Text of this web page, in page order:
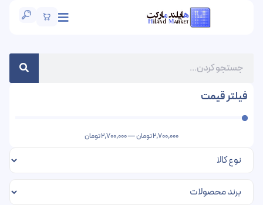
فیلتر قیمت
2,700,000تومان—
2,700,000تومان